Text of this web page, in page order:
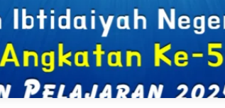
Februari 2026, bertempat di aula
madrasah. Penutupan
dilakukan langsung oleh Kepala
Madrasah, Ibu Rahma Abd.
Rajak, S.Pd.I., M.Pd., setelah
rangkaian kegiatan Ramadhan